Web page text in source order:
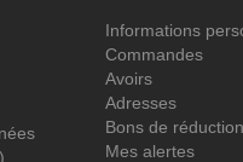
Informations
Commandes
Avoirs
Adresses
Bons de réduction
Mes alertes